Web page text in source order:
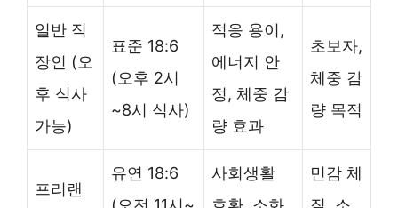
일반 직
장인 (오
후 식사
가능)
표준 18:6
(오후 2시
~8시 식사)
적응 용이,
에너지 안
정, 체중 감
량 효과
초보자,
체중 감
량 목적
프리랜
유연 18:6
사회생활
민감 체